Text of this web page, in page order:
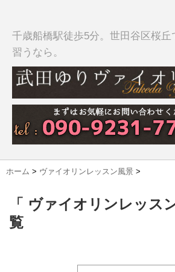
千歳船橋駅徒歩5分。世田谷区桜丘
習うなら。
ホーム > ヴァイオリンレッスン風景 >
「 ヴァイオリンレッス
覧